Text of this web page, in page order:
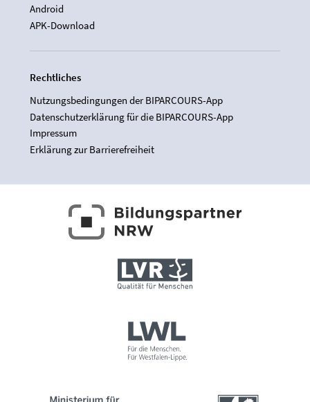
Android
APK-Download
Rechtliches
Nutzungsbedingungen der BIPARCOURS-App
Datenschutzerklärung für die BIPARCOURS-App
Impressum
Erklärung zur Barrierefreiheit